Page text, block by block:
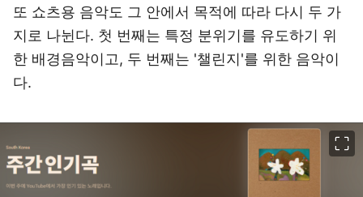
또 쇼츠용 음악도 그 안에서 목적에 따라 다시 두 가
지로 나뉜다. 첫 번째는 특정 분위기를 유도하기 위
한 배경음악이고, 두 번째는 '챌린지'를 위한 음악이
다.